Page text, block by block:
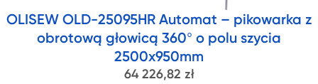
OLISEW OLD-25095HR Automat – pikowarka z
obrotową głowicą 360° o polu szycia
2500x950mm
64 226,82 zł